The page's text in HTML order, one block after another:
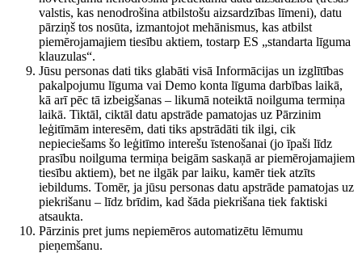
valstis, kas nenodrošina atbilstošu aizsardzības līmeni), datu
pārziņš tos nosūta, izmantojot mehānismus, kas atbilst
piemērojamajiem tiesību aktiem, tostarp ES „standarta līguma
klauzulas“.
Jūsu personas dati tiks glabāti visā Informācijas un izglītības
pakalpojumu līguma vai Demo konta līguma darbības laikā,
kā arī pēc tā izbeigšanas – likumā noteiktā noilguma termiņa
laikā. Tiktāl, ciktāl datu apstrāde pamatojas uz Pārzinim
leģitīmām interesēm, dati tiks apstrādāti tik ilgi, cik
nepieciešams šo leģitīmo interešu īstenošanai (jo īpaši līdz
prasību noilguma termiņa beigām saskaņā ar piemērojamajiem
tiesību aktiem), bet ne ilgāk par laiku, kamēr tiek atzīts
iebildums. Tomēr, ja jūsu personas datu apstrāde pamatojas uz
piekrišanu – līdz brīdim, kad šāda piekrišana tiek faktiski
atsaukta.
Pārzinis pret jums nepiemēros automatizētu lēmumu
pieņemšanu.